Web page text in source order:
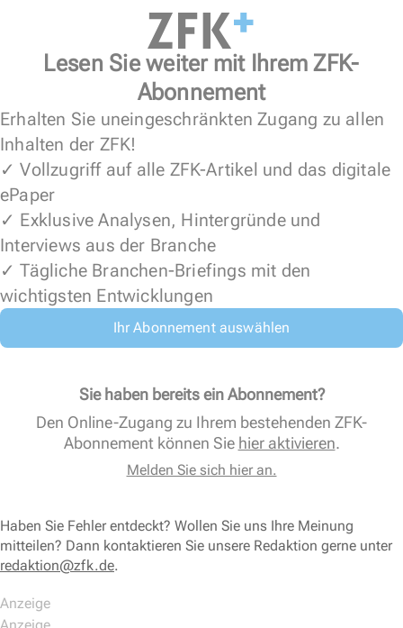
Lesen Sie weiter mit Ihrem ZFK-
Abonnement
Erhalten Sie uneingeschränkten Zugang zu allen
Inhalten der ZFK!
✓ Vollzugriff auf alle ZFK-Artikel und das digitale
ePaper
✓ Exklusive Analysen, Hintergründe und
Interviews aus der Branche
✓ Tägliche Branchen-Briefings mit den
wichtigsten Entwicklungen
Ihr Abonnement auswählen
Sie haben bereits ein Abonnement?
Den Online-Zugang zu Ihrem bestehenden ZFK-
Abonnement können Sie hier aktivieren.
Melden Sie sich hier an.
Haben Sie Fehler entdeckt? Wollen Sie uns Ihre Meinung
mitteilen? Dann kontaktieren Sie unsere Redaktion gerne unter
redaktion@zfk.de.